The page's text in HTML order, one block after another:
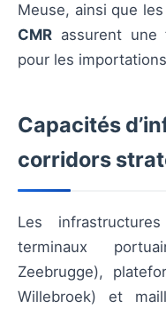
Meuse, ainsi que
CMR assurent une
pour les
Capacités
corridors
Les
terminaux
Zeebrugge),
Willebroek) et